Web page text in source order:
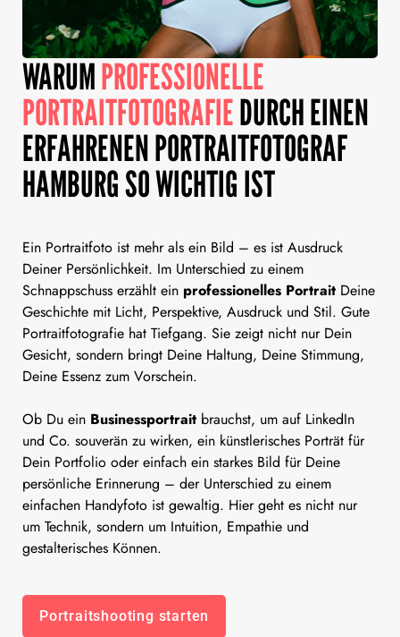
WARUMPROFESSIONELLE
PORTRAITFOTOGRAFIEDURCH EINEN
ERFAHRENEN PORTRAITFOTOGRAF
HAMBURG SO WICHTIG IST
Ein Portraitfoto ist mehr als ein Bild – es ist Ausdruck
Deiner Persönlichkeit. Im Unterschied zu einem
Schnappschuss erzählt ein professionelles Portrait Deine
Geschichte mit Licht, Perspektive, Ausdruck und Stil. Gute
Portraitfotografie hat Tiefgang. Sie zeigt nicht nur Dein
Gesicht, sondern bringt Deine Haltung, Deine Stimmung,
Deine Essenz zum Vorschein.
Ob Du ein Businessportrait brauchst, um auf LinkedIn
und Co. souverän zu wirken, ein künstlerisches Porträt für
Dein Portfolio oder einfach ein starkes Bild für Deine
persönliche Erinnerung – der Unterschied zu einem
einfachen Handyfoto ist gewaltig. Hier geht es nicht nur
um Technik, sondern um Intuition, Empathie und
gestalterisches Können.
Portraitshooting starten